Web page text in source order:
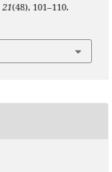
21(48), 101–110.